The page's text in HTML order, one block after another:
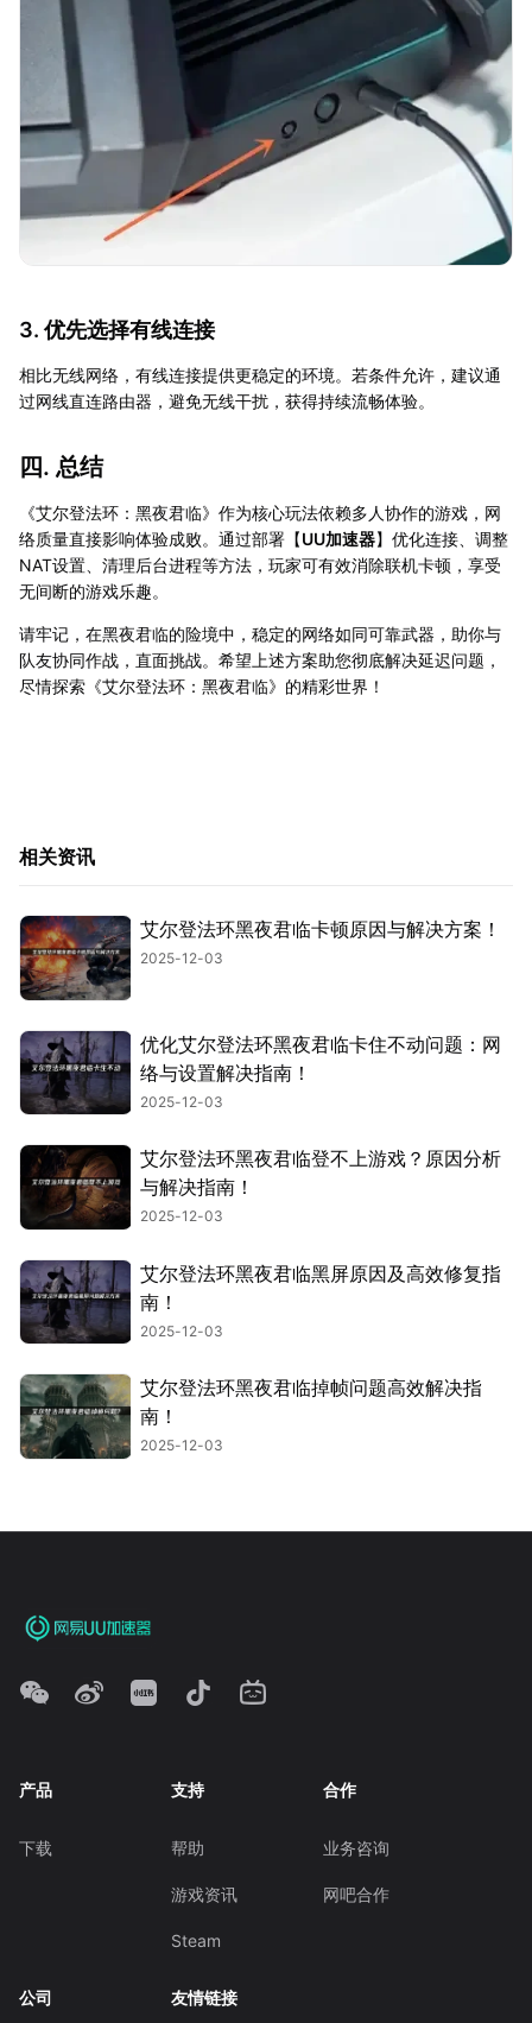
3. 优先选择有线连接
相比无线网络，有线连接提供更稳定的环境。若条件允许，建议通
过网线直连路由器，避免无线干扰，获得持续流畅体验。
四. 总结
《艾尔登法环：黑夜君临》作为核心玩法依赖多人协作的游戏，网
络质量直接影响体验成败。通过部署【UU加速器】优化连接、调整
NAT设置、清理后台进程等方法，玩家可有效消除联机卡顿，享受
无间断的游戏乐趣。
请牢记，在黑夜君临的险境中，稳定的网络如同可靠武器，助你与
队友协同作战，直面挑战。希望上述方案助您彻底解决延迟问题，
尽情探索《艾尔登法环：黑夜君临》的精彩世界！
相关资讯
艾尔登法环黑夜君临卡顿原因与解决方案！
2025-12-03
优化艾尔登法环黑夜君临卡住不动问题：网
络与设置解决指南！
2025-12-03
艾尔登法环黑夜君临登不上游戏？原因分析
与解决指南！
2025-12-03
艾尔登法环黑夜君临黑屏原因及高效修复指
南！
2025-12-03
艾尔登法环黑夜君临掉帧问题高效解决指
南！
2025-12-03
产品
下载
支持
帮助
游戏资讯
Steam
合作
业务咨询
网吧合作
公司 友情链接